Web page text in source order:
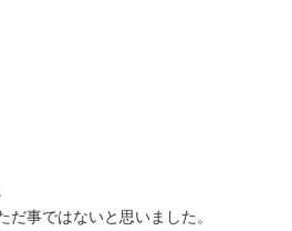
事ではないと思いました。